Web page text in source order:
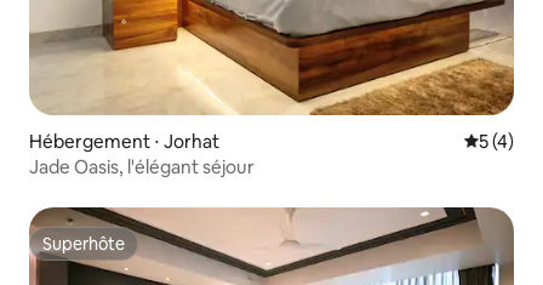
Hébergement ⋅ Jorhat
5 (4)
Jade Oasis, l'élégant séjour
Superhôte
Superhôte